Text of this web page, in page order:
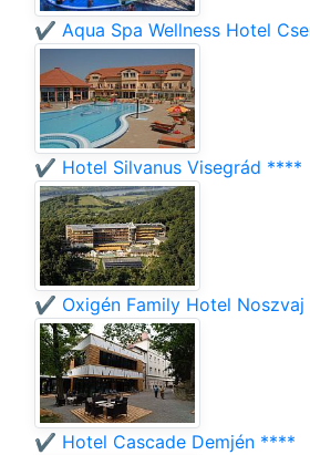
✔️ Aqua Spa Wellness Hotel
✔️ Hotel Silvanus Visegrád ****
✔️ Oxigén Family Hotel
✔️ Hotel Cascade Demjén ****